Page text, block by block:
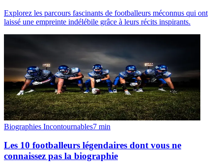
Explorez les parcours fascinants de footballeurs méconnus qui ont
laissé une empreinte indélébile grâce à leurs récits inspirants.
Biographies Incontournables7 min
Les 10 footballeurs légendaires dont vous ne
connaissez pas la biographie